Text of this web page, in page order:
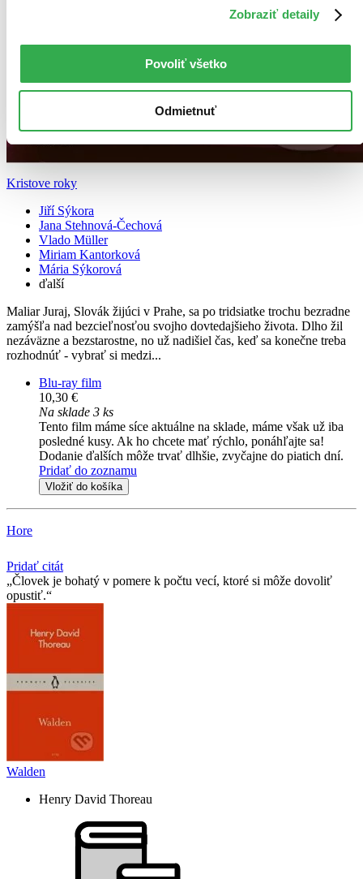
Zobraziť detaily
Povoliť všetko
Odmietnuť
Kristove roky
Jiří Sýkora
Jana Stehnová-Čechová
Vlado Müller
Miriam Kantorková
Mária Sýkorová
ďalší
Maliar Juraj, Slovák žijúci v Prahe, sa po tridsiatke trochu bezradne
zamýšľa nad bezcieľnosťou svojho dovtedajšieho života. Dlho žil
nezáväzne a bezstarostne, no už nadišiel čas, keď sa konečne treba
rozhodnúť - vybrať si medzi...
Blu-ray film
10,30 €
Na sklade 3 ks
Tento film máme síce aktuálne na sklade, máme však už iba
posledné kusy. Ak ho chcete mať rýchlo, ponáhľajte sa!
Dodanie ďalších môže trvať dlhšie, zvyčajne do piatich dní.
Pridať do zoznamu
Vložiť do košíka
Hore
Pridať citát
Človek je bohatý v pomere k počtu vecí, ktoré si môže dovoliť
opustiť.
Walden
Henry David Thoreau